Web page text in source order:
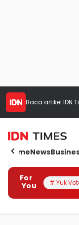
Baca artikel IDN
HomeNews
For
You
# Yuk